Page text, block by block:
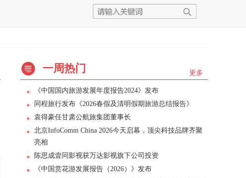
更多
一周热门
《中国国内旅游发展年度报告2024》发布
同程旅行发布《2026春假及清明假期旅游总结报告》
袁得豪任甘肃公航旅集团董事长
北京InfoComm China 2026今天启幕，顶尖科技品牌齐聚
亮相
陈思成壹同影视获万达影视旗下公司投资
《中国赏花游发展报告（2026）》发布